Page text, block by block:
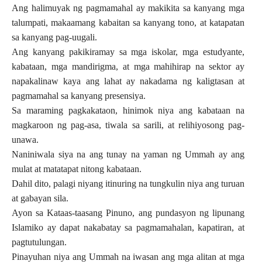
Ang halimuyak ng pagmamahal ay makikita sa kanyang mga
talumpati, makaamang kabaitan sa kanyang tono, at katapatan
sa kanyang pag-uugali.
Ang kanyang pakikiramay sa mga iskolar, mga estudyante,
kabataan, mga mandirigma, at mga mahihirap na sektor ay
napakalinaw kaya ang lahat ay nakadama ng kaligtasan at
pagmamahal sa kanyang presensiya.
Sa maraming pagkakataon, hinimok niya ang kabataan na
magkaroon ng pag-asa, tiwala sa sarili, at relihiyosong pag-
unawa.
Naniniwala siya na ang tunay na yaman ng Ummah ay ang
mulat at matatapat nitong kabataan.
Dahil dito, palagi niyang itinuring na tungkulin niya ang turuan
at gabayan sila.
Ayon sa Kataas-taasang Pinuno, ang pundasyon ng lipunang
Islamiko ay dapat nakabatay sa pagmamahalan, kapatiran, at
pagtutulungan.
Pinayuhan niya ang Ummah na iwasan ang mga alitan at mga